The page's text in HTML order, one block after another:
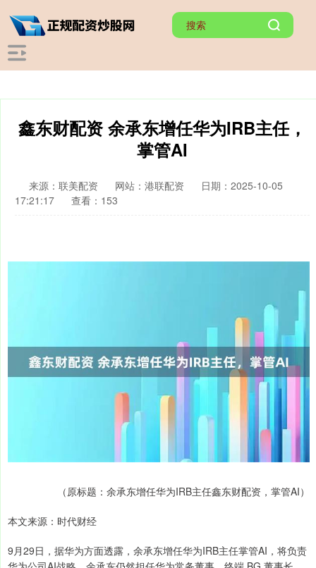
鑫东财配资 余承东增任华为IRB主任，
掌管AI
来源：联美配资 网站：港联配资
日期：2025-10-05
17:21:17
查看：153
（原标题：余承东增任华为IRB主任鑫东财配资，掌管AI）
本文来源：时代财经
9月29日，据华为方面透露，余承东增任华为IRB主任掌管AI，将负责